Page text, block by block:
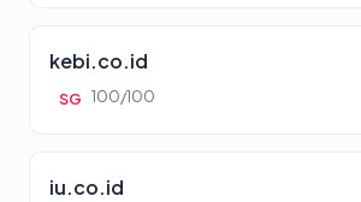
kebi.co.id
SG 100/100
iu.co.id